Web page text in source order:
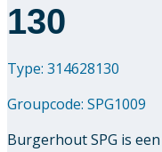
130
Type: 314628130
Groupcode: SPG1009
Burgerhout SPG is